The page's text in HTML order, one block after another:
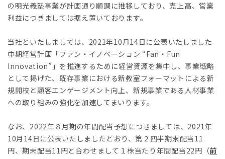
の明光義塾事業が計画通り順調に推移しており、売上高、営業
利益につきましては据え置いております。
当社といたしましては、2021年10月14日に公表いたしました
中期経営計画「ファン・イノベーション “Fan・Fun
Innovation”」を推進するために経営資源を集中し、事業戦略
として掲げた、既存事業における新教室フォーマットによる新
規開校と顧客エンゲージメント向上、新規事業である人材事業
への取り組みの強化を加速してまいります。
なお、2022年８月期の年間配当予想につきましては、2021年
10月14日に公表いたしましたとおり、第２四半期末配当11
円、期末配当11円と合わせまして１株当たり年間配当22円（前